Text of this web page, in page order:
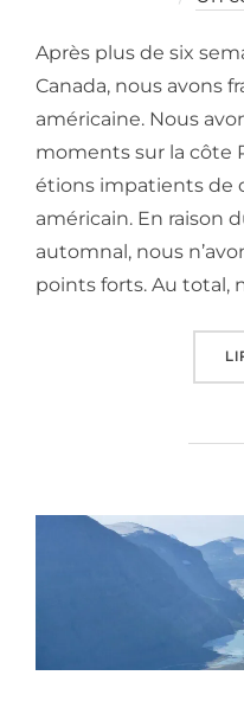
Après plus de six
Canada, nous avons
américaine. Nous
moments sur la côte
étions impatients de
américain. En raison
automnal, nous
points forts. Au total,